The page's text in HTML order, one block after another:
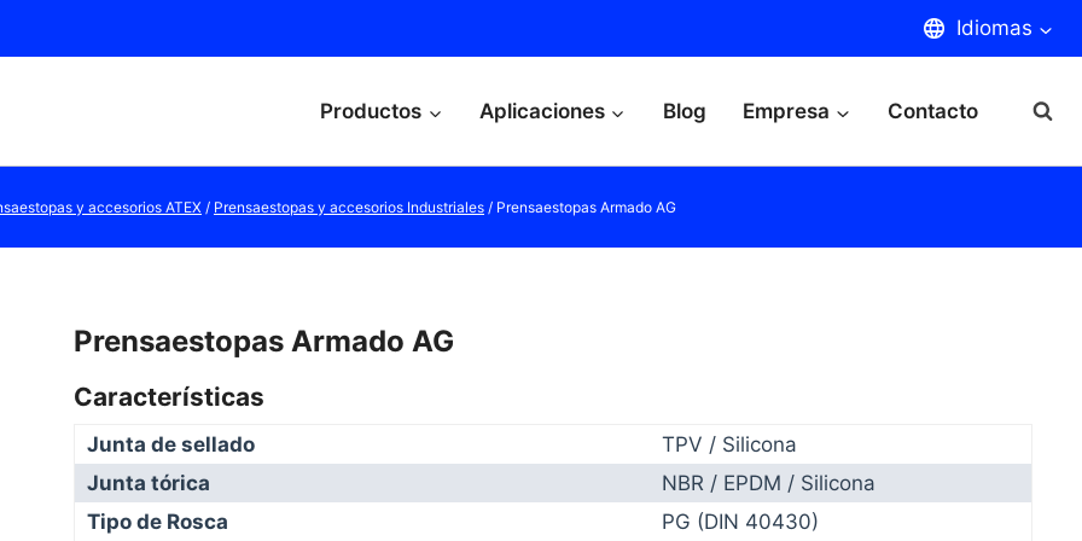
Idiomas
Productos Aplicaciones Blog Empresa Contacto
y accesorios ATEX/ Prensaestopas y accesorios Industriales / Prensaestopas Armado AG
Prensaestopas Armado AG
Características
Junta de sellado
TPV / Silicona
Junta tórica
NBR / EPDM / Silicona
Tipo de Rosca
PG (DIN 40430)